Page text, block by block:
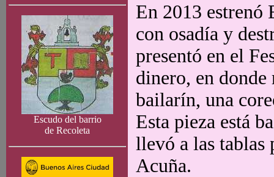
Escudo del barrio
de Recoleta
En 2013 estrenó
con osadía y
presentó en el
dinero, en
bailarín, una
Esta pieza está
llevó a las tablas
Acuña.